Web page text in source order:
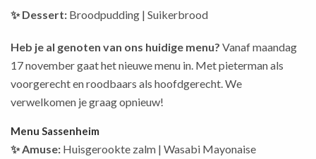
✨ Dessert: Broodpudding | Suikerbrood
Heb je al genoten van ons huidige menu? Vanaf maandag
17 november gaat het nieuwe menu in. Met pieterman als
voorgerecht en roodbaars als hoofdgerecht. We
verwelkomen je graag opnieuw!
Menu Sassenheim
✨ Amuse: Huisgerookte zalm | Wasabi Mayonaise